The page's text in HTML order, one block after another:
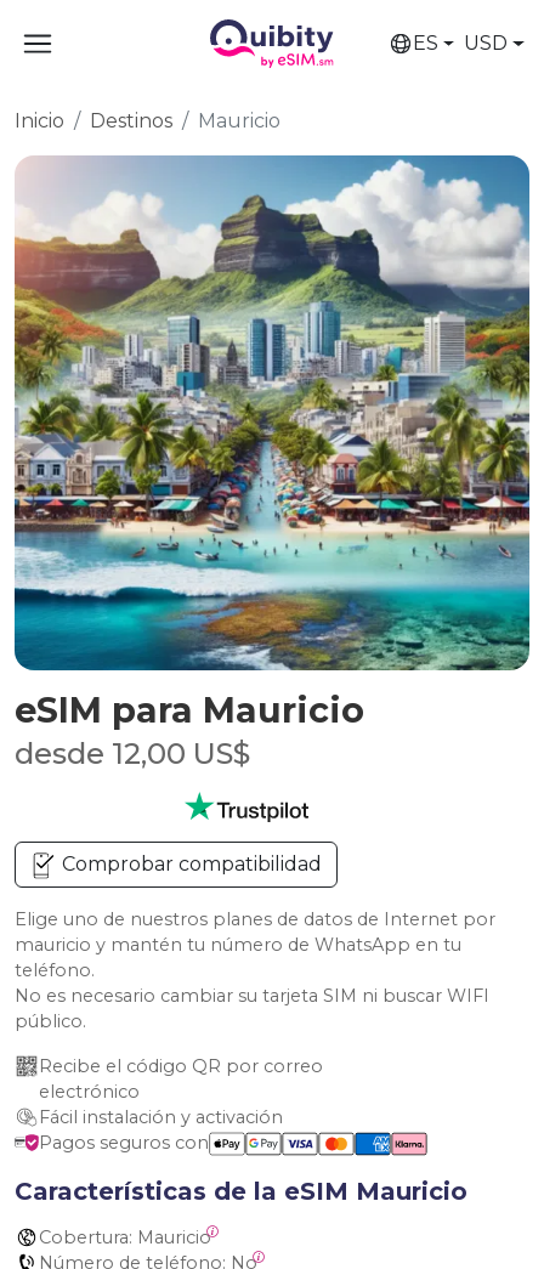
ES USD
Inicio Destinos Mauricio
eSIM para Mauricio
desde 12,00 US$
Comprobar compatibilidad
Elige uno de nuestros planes de datos de Internet por
mauricio y mantén tu número de WhatsApp en tu
teléfono.
No es necesario cambiar su tarjeta SIM ni buscar WIFI
público.
Recibe el código QR por correo
electrónico
Fácil instalación y activación
Pagos seguros con
Características de la eSIM Mauricio
Cobertura: Mauricio
Número de teléfono: No